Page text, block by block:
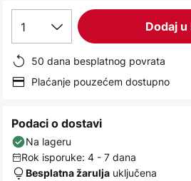
1 Dodaj
50 dana besplatnog povrata
Plaćanje pouzećem dostupno
Podaci o dostavi
Na lageru
Rok isporuke: 4 - 7 dana
Besplatna žarulja uključena